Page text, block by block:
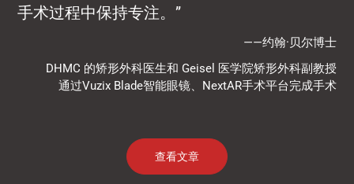
手术过程中保持专注。”
——约翰·贝尔博士
DHMC 的矫形外科医生和 Geisel 医学院矫形外科副教授
通过Vuzix Blade智能眼镜、NextAR手术平台完成手术
查看文章